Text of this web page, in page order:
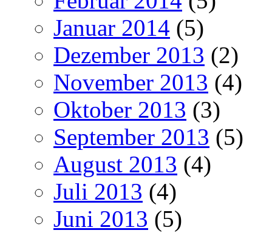
Januar 2014 (5)
Dezember 2013 (2)
November 2013 (4)
Oktober 2013 (3)
September 2013 (5)
August 2013 (4)
Juli 2013 (4)
Juni 2013 (5)